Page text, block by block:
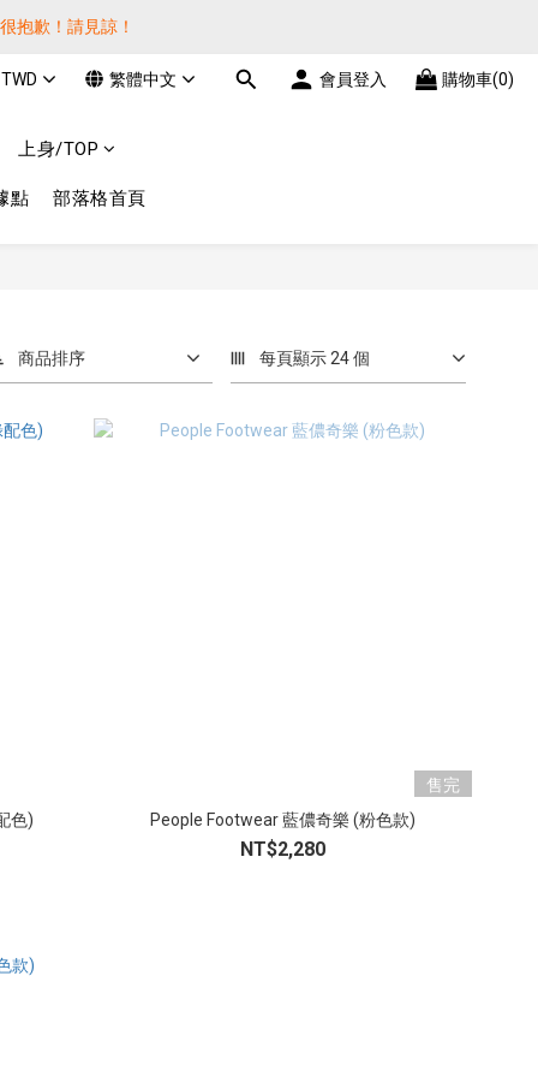
抱歉！請見諒！
抱歉！請見諒！
抱歉！請見諒！
TWD 繁體中文 會員登入 購物車(0)
上身/TOP
點 部落格首頁
商品排序 每頁顯示 24 個
色)
售完
People Footwear 藍儂奇樂 (粉色款)
NT$2,280